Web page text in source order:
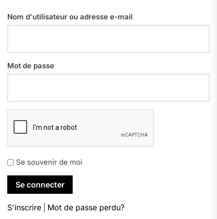
Nom d'utilisateur ou adresse e-mail
Mot de passe
Se souvenir de moi
S'inscrire Mot de passe perdu?